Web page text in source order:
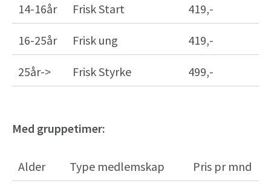
14-16år Frisk Start 419,-
16-25år Frisk ung 419,-
25år-> Frisk Styrke 499,-
Med gruppetimer:
Alder Type medlemskap Pris pr mnd